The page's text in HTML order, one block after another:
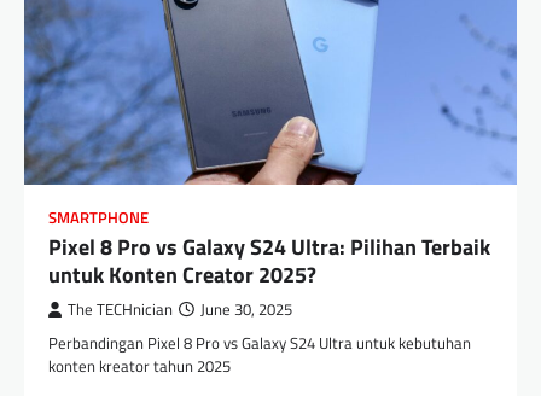
SMARTPHONE
Pixel 8 Pro vs Galaxy S24 Ultra: Pilihan Terbaik
untuk Konten Creator 2025?
The TECHnician June 30, 2025
Perbandingan Pixel 8 Pro vs Galaxy S24 Ultra untuk kebutuhan
konten kreator tahun 2025